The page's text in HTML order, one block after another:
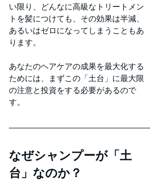
い限り、どんなに高級なトリートメン
トを髪につけても、その効果は半減、
あるいはゼロになってしまうこともあ
ります。
あなたのヘアケアの成果を最大化する
ためには、まずこの「土台」に最大限
の注意と投資をする必要があるので
す。
なぜシャンプーが「土
台」なのか？